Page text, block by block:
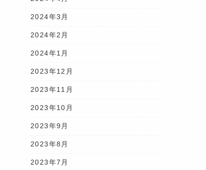
2024年3月
2024年2月
2024年1月
2023年12月
2023年11月
2023年10月
2023年9月
2023年8月
2023年7月